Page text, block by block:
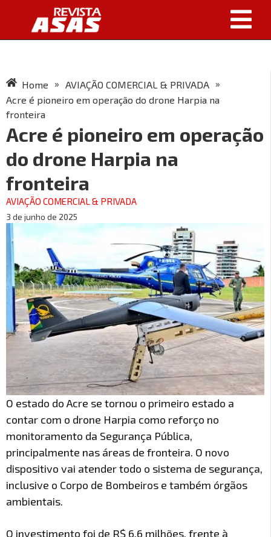
Home » AVIAÇÃO COMERCIAL & PRIVADA »
Acre é pioneiro em operação do drone Harpia na
fronteira
Acre é pioneiro em operação
do drone Harpia na
fronteira
AVIAÇÃO COMERCIAL & PRIVADA
3 de junho de 2025
O estado do Acre se tornou o primeiro estado a
contar com o drone Harpia como reforço no
monitoramento da Segurança Pública,
principalmente nas áreas de fronteira. O novo
dispositivo vai atender todo o sistema de segurança,
inclusive o Corpo de Bombeiros e também órgãos
ambientais.
O investimento foi de R$ 6,6 milhões, frente à